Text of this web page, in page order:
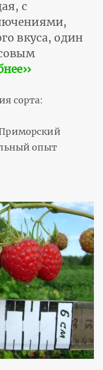
с
вкуса, один
сорта:
опыт